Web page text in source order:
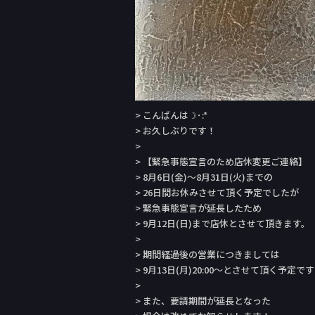
> こんばんは☽･:*
> お久しぶりです！
>
> 【緊急事態宣言のため店休変更ご連絡】
> 8月6日(金)〜8月31日(火)までの
> 26日間お休みさせて頂く予定でしたが
> 緊急事態宣言が延長したため
> 9月12日(日)まで店休とさせて頂きます。
>
> 期間経過後の営業につきましては
> 9月13日(月)20:00〜とさせて頂く予定で
>
> また、要請期間が延長となった